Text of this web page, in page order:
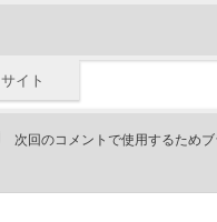
サイト
次回のコメントで使用するため